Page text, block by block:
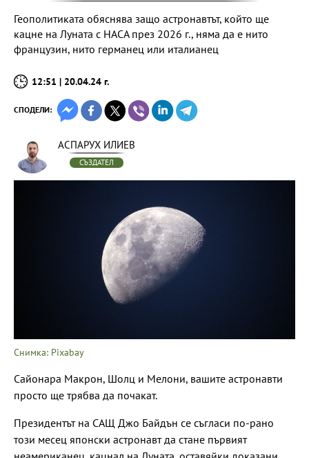
Геополитиката обяснява защо астронавтът, който ще
кацне на Луната с НАСА през 2026 г., няма да е нито
французин, нито германец или италианец
12:51 | 20.04.24 г.
СПОДЕЛИ:
АСПАРУХ ИЛИЕВ
СЪЗДАТЕЛ
Снимка: Pixabay
Сайонара Макрон, Шолц и Мелони, вашите астронавти
просто ще трябва да почакат.
Президентът на САЩ Джо Байдън се съгласи по-рано
този месец японски астронавт да стане първият